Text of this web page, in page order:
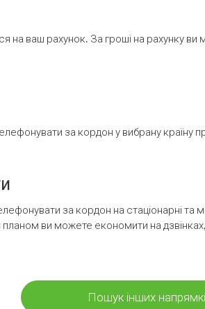
ваш рахунок. За гроші на рахунку ви
за кордон у вибрану країну
за кордон на стаціонарні
ви можете економити на
Пошук інших